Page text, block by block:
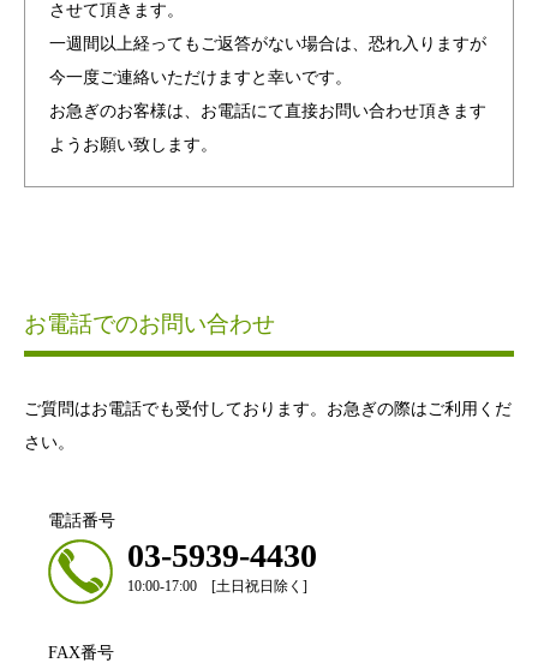
させて頂きます。
一週間以上経ってもご返答がない場合は、恐れ入りますが
今一度ご連絡いただけますと幸いです。
お急ぎのお客様は、お電話にて直接お問い合わせ頂きます
ようお願い致します。
お電話でのお問い合わせ
ご質問はお電話でも受付しております。お急ぎの際はご利用くだ
さい。
電話番号
03-5939-4430
10:00-17:00 [土日祝日除く]
FAX番号